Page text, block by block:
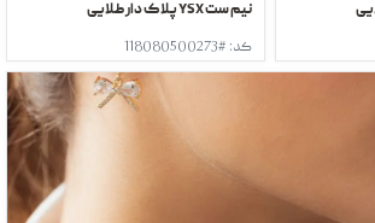
نیم ست YSX پلاک دار طلایی
کد: #118080500273